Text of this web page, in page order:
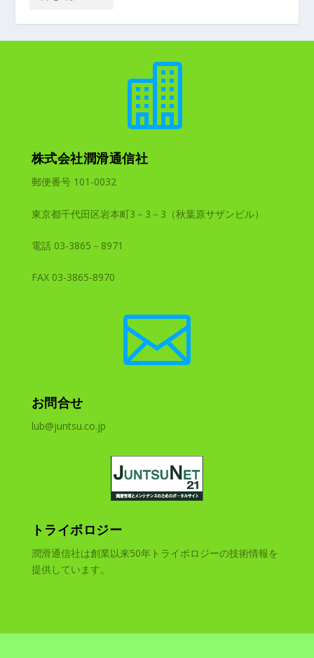

株式会社潤滑通信社
郵便番号 101-0032
東京都千代田区岩本町3－3－3（秋葉原サザンビル）
電話 03-3865－8971
FAX 03-3865-8970

お問合せ
lub@juntsu.co.jp
トライボロジー
潤滑通信社は創業以来50年トライボロジーの技術情報を
提供しています。